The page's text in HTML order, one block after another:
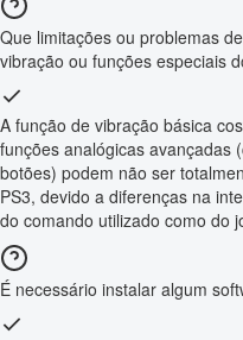
Que limitações ou problemas
vibração ou funções especiais
A função de vibração básica
funções analógicas avançadas
botões) podem não ser
PS3, devido a diferenças na
do comando utilizado como do
É necessário instalar algum